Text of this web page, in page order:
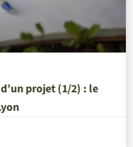
projet (1/2) : le